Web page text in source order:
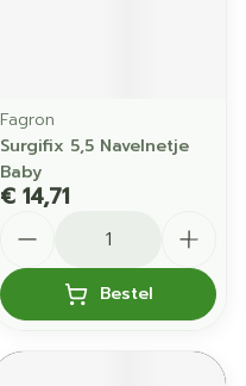
Fagron
Surgifix 5,5 Navelnetje
Baby
€ 14,71
Bestel